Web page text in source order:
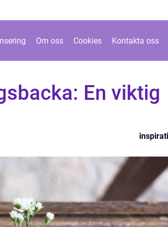
Om oss Cookies Kontakta oss
En viktig